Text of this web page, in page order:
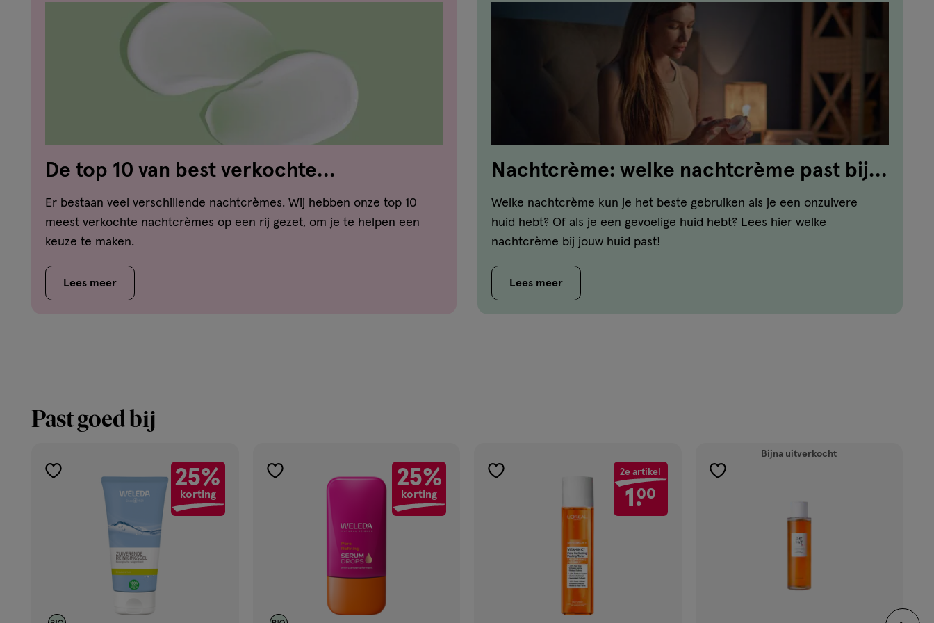
De top 10 van best verkochte
nachtcrèmes
Er bestaan veel verschillende nachtcrèmes. Wij hebben onze top 10
meest verkochte nachtcrèmes op een rij gezet, om je te helpen een
keuze te maken.
Lees meer
Nachtcrème: welke nachtcrème past bij
jouw huid?
Welke nachtcrème kun je het beste gebruiken als je een onzuivere
huid hebt? Of als je een gevoelige huid hebt? Lees hier welke
nachtcrème bij jouw huid past!
Lees meer
Past goed bij
25%
korting
toevoegen
25%
korting
toevoegen
2e artikel
1.00
toevoegen
Bijna uitverkocht
toevoegen